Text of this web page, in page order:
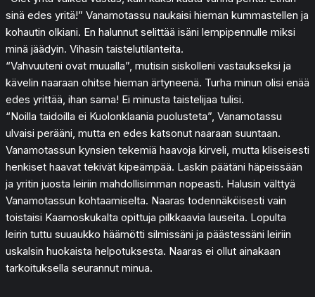
sinä edes yritä!” Vanamotassu naukaisi hieman kummastellen ja
kohautin olkiani. En halunnut selittää isäni lempipennulle miksi
minä jäädyin. Vihasin taistelutilanteita.
“Vahvuuteni ovat muualla”, mutisin siskolleni vastaukseksi ja
kävelin naaraan ohitse hieman ärtyneenä. Turha minun olisi enää
edes yrittää, ihan sama! Ei minusta taistelijaa tulisi.
“Noilla taidoilla ei Kuolonklaania puolusteta”, Vanamotassu
ulvaisi perääni, mutta en edes katsonut naaraan suuntaan.
Vanamotassun kynsien tekemiä haavoja kirveli, mutta kliseisesti
henkiset haavat tekivät kipeämpää. Laskin päätäni häpeissään
ja yritin juosta leiriin mahdollisimman nopeasti. Halusin välttyä
Vanamotassun kohtaamiselta. Naaras todennäköisesti vain
toistaisi Kaamoskukalta opittuja pilkkaavia lauseita. Lopulta
leirin tuttu suuaukko häämötti silmissäni ja päästessäni leiriin
uskalsin huokaista helpotuksesta. Naaras ei ollut ainakaan
tarkoituksella seurannut minua.